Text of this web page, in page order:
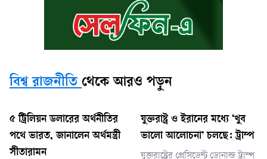
বিশ্ব রাজনীতি থেকে আরও পড়ুন
৫ ট্রিলিয়ন ডলারের অর্থনীতির
পথে ভারত, জানালেন অর্থমন্ত্রী
সীতারামন
যুক্তরাষ্ট্র ও ইরানের মধ্যে ‘খুব
ভালো আলোচনা’ চলছে: ট্রাম্প
যুক্তরাষ্ট্রের প্রেসিডেন্ট ডোনাল্ড ট্রাম্প